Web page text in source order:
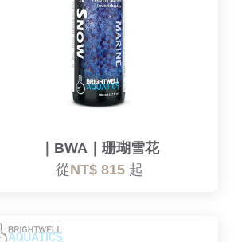
｜BWA｜珊瑚雪花
從NT$ 815 起